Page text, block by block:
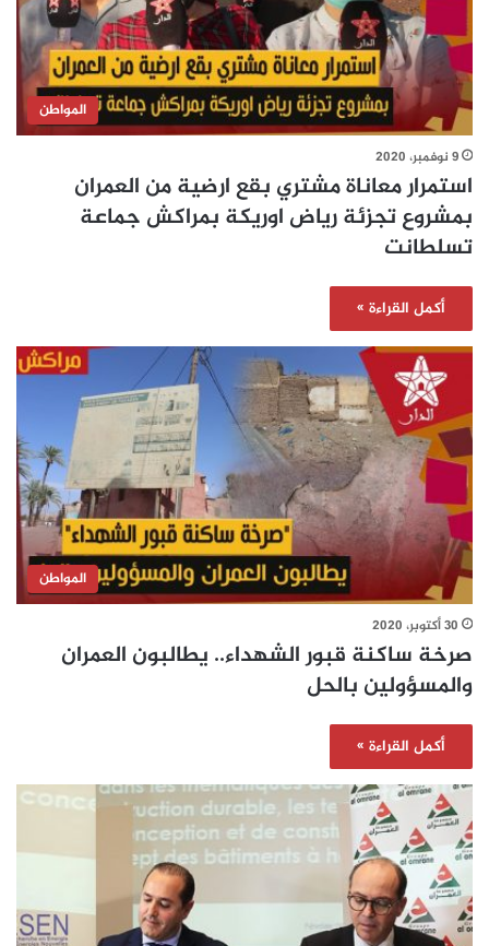
المواطن
9 نوفمبر، 2020
استمرار معاناة مشتري بقع ارضية من العمران
بمشروع تجزئة رياض اوريكة بمراكش جماعة
تسلطانت
أكمل القراءة »
المواطن
30 أكتوبر، 2020
صرخة ساكنة قبور الشهداء.. يطالبون العمران
والمسؤولين بالحل
أكمل القراءة »